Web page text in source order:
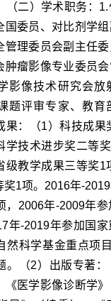
（二）学术职务：
国委员、对比剂学
管理委员会副主任
肿瘤影像专业委员
影像技术研究会放
题评审专家、教育
果：（1）科技成果
学技术进步奖二等
级教学成果三等奖1
奖1项。2016年-
，2006年-2009年
年-2019年参加国家
然科学基金重点项
。（2）出版专著
《医学影像诊断学